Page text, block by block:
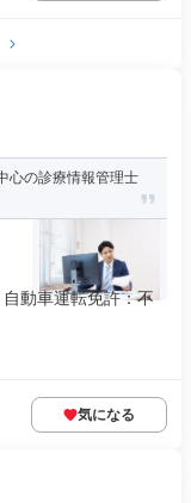
心の診療情報管理士
動車運転免許：不
気になる